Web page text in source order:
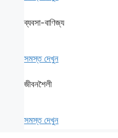
ব্যবসা-বাণিজ্য
সমস্ত দেখুন
জীবনশৈলী
সমস্ত দেখুন